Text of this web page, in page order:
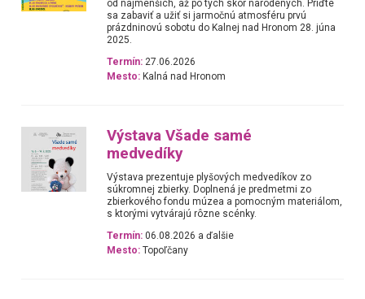
od najmenších, až po tých skôr narodených. Príďte
sa zabaviť a užiť si jarmočnú atmosféru prvú
prázdninovú sobotu do Kalnej nad Hronom 28. júna
2025.
Termín: 27.06.2026
Mesto: Kalná nad Hronom
Výstava Všade samé
medvedíky
Výstava prezentuje plyšových medvedíkov zo
súkromnej zbierky. Doplnená je predmetmi zo
zbierkového fondu múzea a pomocným materiálom,
s ktorými vytvárajú rôzne scénky.
Termín: 06.08.2026 a ďalšie
Mesto: Topoľčany